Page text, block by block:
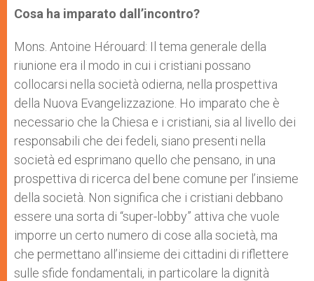
Cosa ha imparato dall’incontro?
Mons. Antoine Hérouard: Il tema generale della
riunione era il modo in cui i cristiani possano
collocarsi nella società odierna, nella prospettiva
della Nuova Evangelizzazione. Ho imparato che è
necessario che la Chiesa e i cristiani, sia al livello dei
responsabili che dei fedeli, siano presenti nella
società ed esprimano quello che pensano, in una
prospettiva di ricerca del bene comune per l’insieme
della società. Non significa che i cristiani debbano
essere una sorta di “super-lobby” attiva che vuole
imporre un certo numero di cose alla società, ma
che permettano all’insieme dei cittadini di riflettere
sulle sfide fondamentali, in particolare la dignità